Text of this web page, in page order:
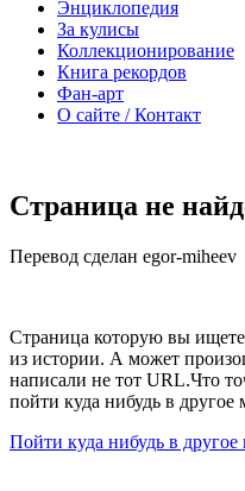
Энциклопедия
За кулисы
Коллекционирование
Книга рекордов
Фан-арт
О сайте / Контакт
Страница не
Перевод сделан egor-miheev
Страница которую вы
из истории. А может
написали не тот URL.Что
пойти куда нибудь в другое
Пойти куда нибудь в другое